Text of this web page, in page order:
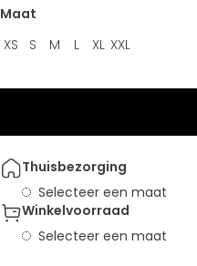
Maat
XS
S M L XL XXL
Thuisbezorging
Selecteer een maat
Winkelvoorraad
Selecteer een maat